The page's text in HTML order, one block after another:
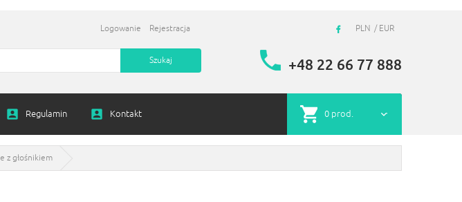
Regulamin Kontakt 0 prod.
Logowanie Rejestracja
+48 22 66 77 888
PLN EUR
z głośnikiem